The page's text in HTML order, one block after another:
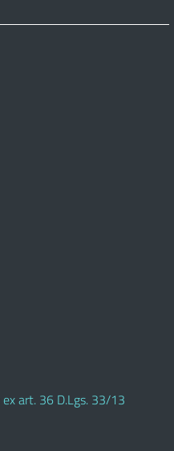
art. 36 D.Lgs. 33/13